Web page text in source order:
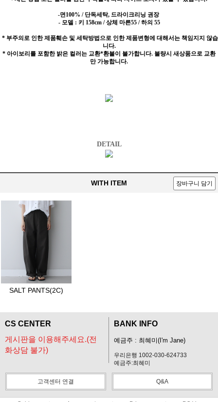
-면100% / 단독세탁, 드라이크리닝 권장
- 모델 : 키 158cm / 상체 마른55 / 하의 55
* 부주의로 인한 제품훼손 및 세탁방법으로 인한 제품변형에 대해서는 책임지지 않습
니다.
* 아이보리를 포함한 밝은 컬러는 교환*환불이 불가합니다. 불량시 새상품으로 교환
만 가능합니다.
DETAIL
WITH ITEM 장바구니 담기
SALT PANTS(2C)
CS CENTER
게시판을 이용해주세요.(전
화상담 불가)
BANK INFO
예금주 : 최혜미(I'm Jane)
우리은행 1002-030-624733
예금주:최혜미
고객센터 연결 Q&A